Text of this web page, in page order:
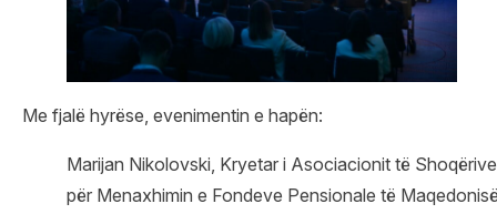
Me fjalë hyrëse, evenimentin e hapën:
Marijan Nikolovski, Kryetar i Asociacionit të Shoqërive
për Menaxhimin e Fondeve Pensionale të